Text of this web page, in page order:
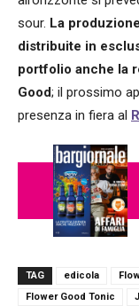
sour. La
distribuite in
portfolio anche la
Good; il prossimo
presenza in fiera al
TAG edicola
Flower Good Tonic